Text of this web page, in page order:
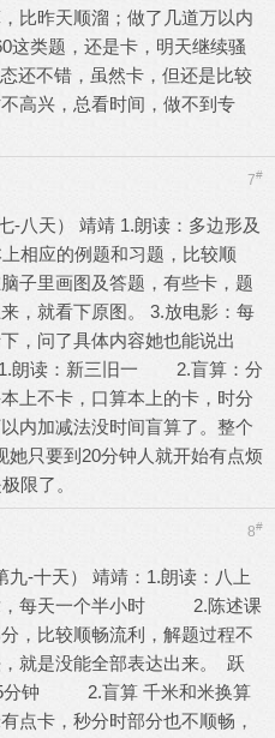
比昨天顺溜；做了几道万以内
这类题，还是卡，明天继续骚
不错，虽然卡，但还是比较
高兴，总看时间，做不到专
7#
-八天） 靖靖 1.朗读：多边形及
相应的例题和习题，比较顺
子里画图及答题，有些卡，题
，就看下原图。 3.放电影：每
，问了具体内容她也能说出
1.朗读：新三旧一 2.盲算：分
上不卡，口算本上的卡，时分
内加减法没时间盲算了。整个
她只要到20分钟人就开始有点烦
限了。
8#
九-十天） 靖靖：1.朗读：八上
，每天一个半小时 2.陈述课
，比较顺畅流利，解题过程不
就是没能全部表达出来。 跃
分钟 2.盲算 千米和米换算
点卡，秒分时部分也不顺畅，